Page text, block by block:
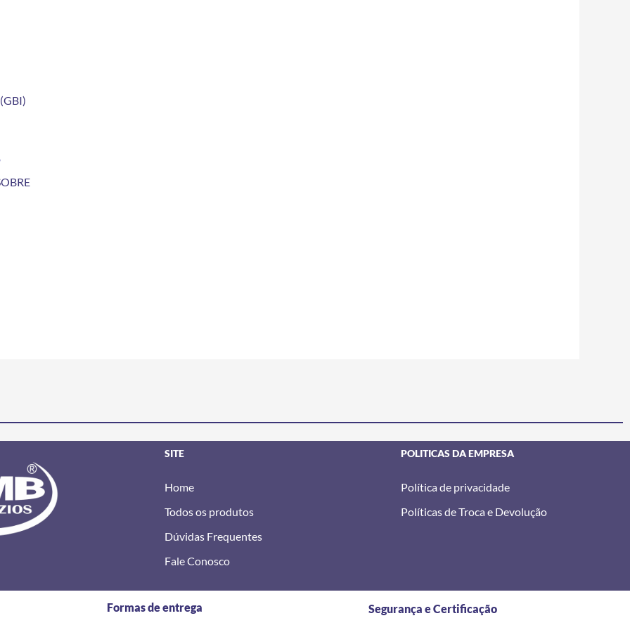
SITE
Home
Todos os produtos
Dúvidas Frequentes
Fale Conosco
POLITICAS DA EMPRESA
Política de privacidade
Políticas de Troca e Devolução
Formas de entrega Segurança e Certificação